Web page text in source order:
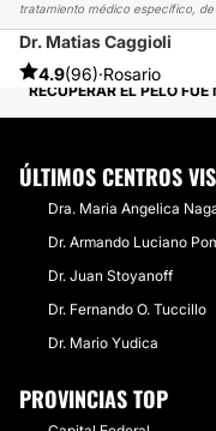
tratamiento médico específico,
Dr. Matias Caggioli
4.9(96)·Rosario
ESTETICAS
EXPERIENCIAS
EXPERIENCIAS SOBRE
RECUPERAR EL PELO
ÚLTIMOS CENTROS
Dra. Maria Angelica
Dr. Armando Luciano
Dr. Juan Stoyanoff
Dr. Fernando O. Tuccillo
Dr. Mario Yudica
PROVINCIAS TOP